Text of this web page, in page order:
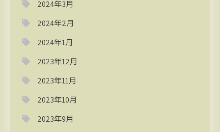
2024年3月
2024年2月
2024年1月
2023年12月
2023年11月
2023年10月
2023年9月